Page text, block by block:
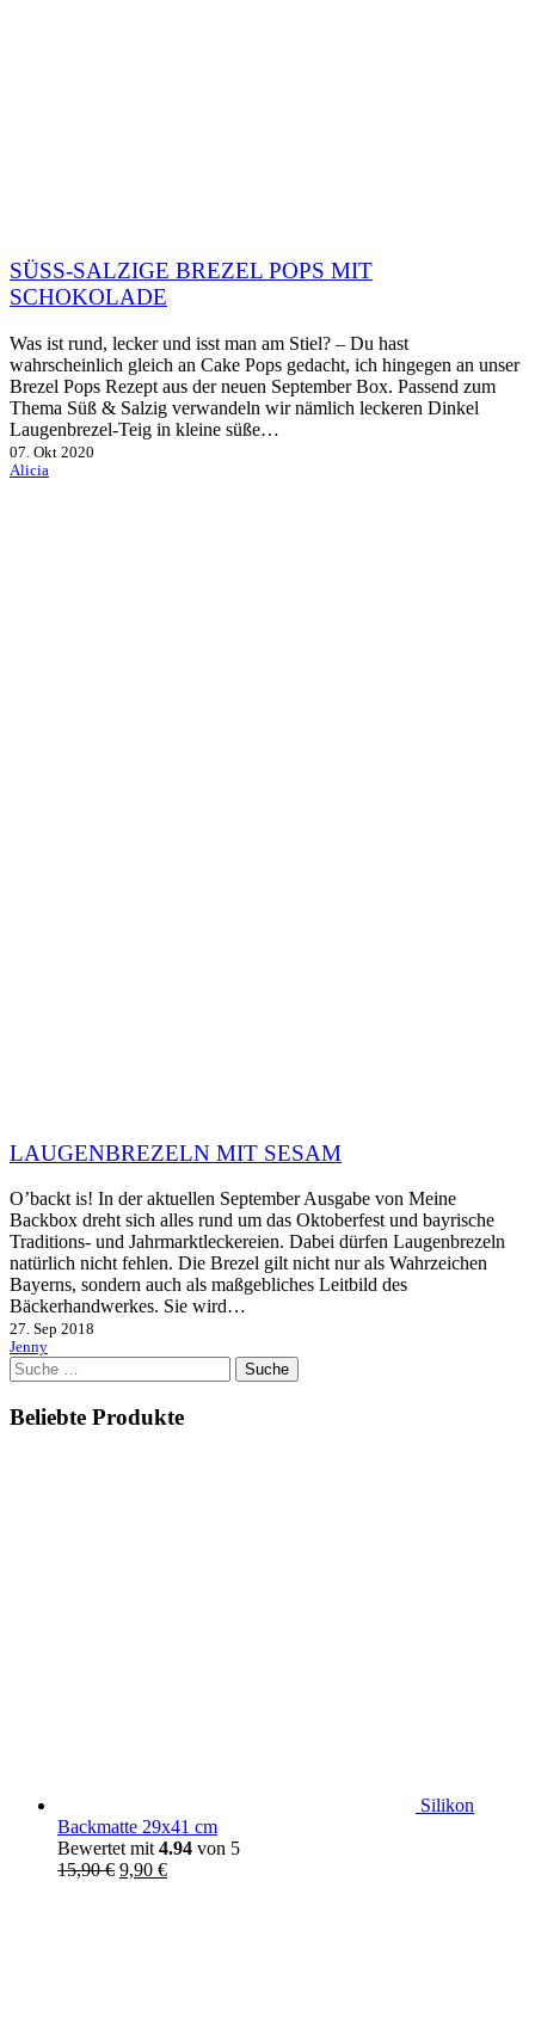
SÜSS-SALZIGE BREZEL POPS MIT S
CHOKOLADE
Was ist rund, lecker und isst man am Stiel? – Du hast
wahrscheinlich gleich an Cake Pops gedacht, ich hingegen an unser
Brezel Pops Rezept aus der neuen September Box. Passend zum
Thema Süß & Salzig verwandeln wir nämlich leckeren Dinkel
Laugenbrezel-Teig in kleine süße…
07. Okt 2020
Alicia
LAUGENBREZELN MIT SESAM
O’backt is! In der aktuellen September Ausgabe von Meine
Backbox dreht sich alles rund um das Oktoberfest und bayrische
Traditions- und Jahrmarktleckereien. Dabei dürfen Laugenbrezeln
natürlich nicht fehlen. Die Brezel gilt nicht nur als Wahrzeichen
Bayerns, sondern auch als maßgebliches Leitbild des
Bäckerhandwerkes. Sie wird…
27. Sep 2018
Jenny
Suche
nach:
Beliebte Produkte
Silikon
Backmatte 29x41 cm
Bewertet mit 4.94 von 5
15,90€ Ursprünglicher
9,90 €Aktueller